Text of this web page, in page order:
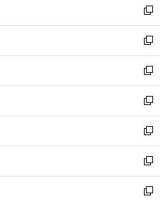
で
開
く
ド
ウ
で
開
く
ィ
ン
ド
ウ
で
開
く
い
ウ
ィ
ン
ド
ウ
で
開
く
新
し
い
ウ
ィ
ン
ド
ウ
で
開
く
新
し
い
ウ
ィ
ン
ド
ウ
で
開
く
新
し
い
ウ
ィ
ン
ド
ウ
で
新
し
い
ウ
ィ
ン
ド
新
し
い
ウ
ィ
新
し
い
新